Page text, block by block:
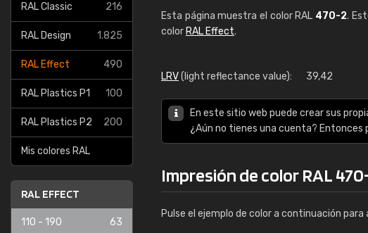
RAL Classic 216
RAL Design 1.825
RAL Effect 490
RAL Plastics P1 100
RAL Plastics P2 200
Mis colores RAL
RAL EFFECT
110 - 190 63
Esta página muestra el color RAL 470-2.
color RAL Effect.
LRV(light reflectance value): 39,42
En este sitio web puede crear sus
¿Aún no tienes una cuenta? Entonces
Impresión de color RAL
Pulse el ejemplo de color a continuación para